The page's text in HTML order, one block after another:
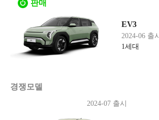
판매
EV3
2024-06 출시
1세대
경쟁모델
2024-07 출시